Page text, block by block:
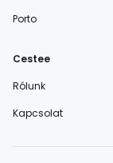
Porto
Cestee
Rólunk
Kapcsolat